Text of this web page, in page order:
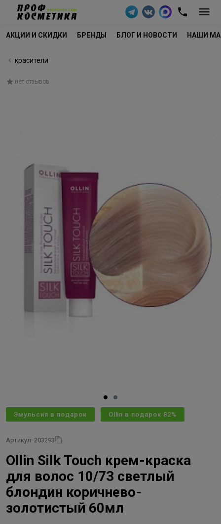
АКЦИИ И СКИДКИ БРЕНДЫ БЛОГ И НОВОСТИ НАШИ
красители
нет отзывов
Эмульсия в подарок Ollin в подарок 82%
Артикул: 203293
Ollin Silk Touch крем-краска
для волос 10/73 светлый
блондин коричнево-
золотистый 60мл